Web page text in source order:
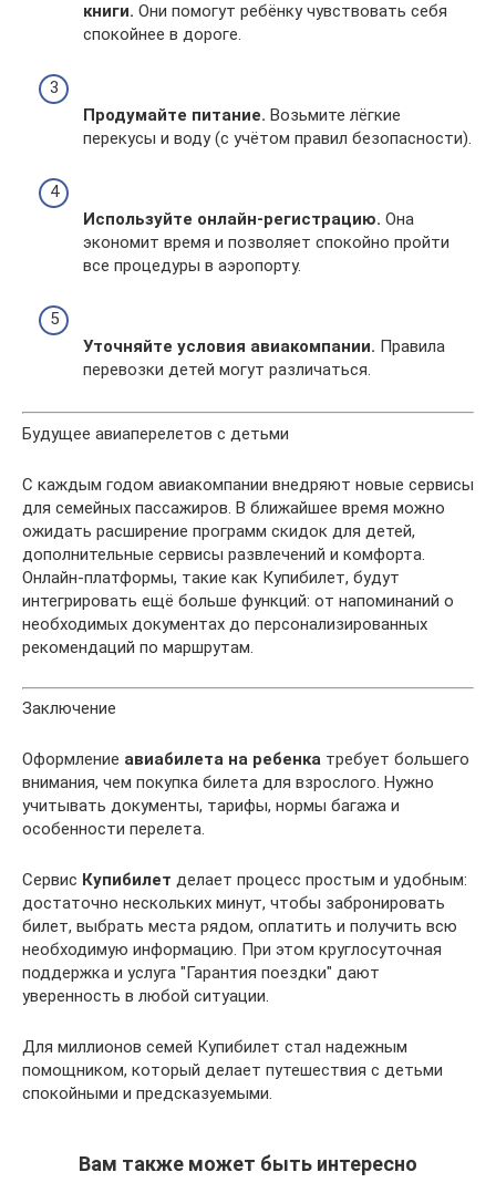
книги. Они помогут ребёнку чувствовать себя
спокойнее в дороге.
Продумайте питание. Возьмите лёгкие
перекусы и воду (с учётом правил безопасности).
Используйте онлайн-регистрацию. Она
экономит время и позволяет спокойно пройти
все процедуры в аэропорту.
Уточняйте условия авиакомпании. Правила
перевозки детей могут различаться.
Будущее авиаперелетов с детьми
С каждым годом авиакомпании внедряют новые сервисы
для семейных пассажиров. В ближайшее время можно
ожидать расширение программ скидок для детей,
дополнительные сервисы развлечений и комфорта.
Онлайн-платформы, такие как Купибилет, будут
интегрировать ещё больше функций: от напоминаний о
необходимых документах до персонализированных
рекомендаций по маршрутам.
Заключение
Оформление авиабилета на ребенка требует большего
внимания, чем покупка билета для взрослого. Нужно
учитывать документы, тарифы, нормы багажа и
особенности перелета.
Сервис Купибилет делает процесс простым и удобным:
достаточно нескольких минут, чтобы забронировать
билет, выбрать места рядом, оплатить и получить всю
необходимую информацию. При этом круглосуточная
поддержка и услуга "Гарантия поездки" дают
уверенность в любой ситуации.
Для миллионов семей Купибилет стал надежным
помощником, который делает путешествия с детьми
спокойными и предсказуемыми.
Вам также может быть интересно